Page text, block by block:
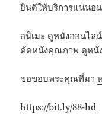
ยินดีให้บริการแน่นอ
อนิเมะ ดูหนังออนไล
คัดหนังคุณภาพ ดูหนั
ขอขอบพระคุณที่มา
https://bit.ly/88-hd